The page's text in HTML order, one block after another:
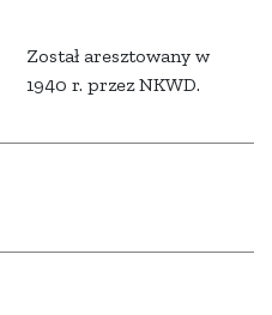
Został aresztowany w
1940 r. przez NKWD.